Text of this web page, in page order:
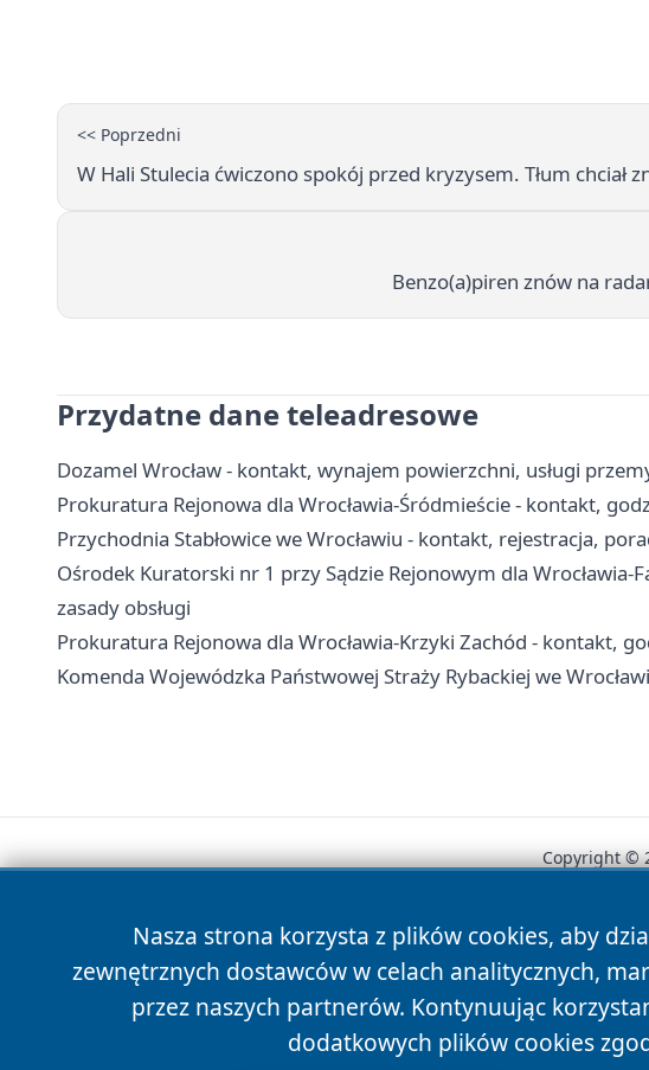
<< Poprzedni
W Hali Stulecia ćwiczono spokój przed kryzysem. Tłum chciał
Benzo(a)piren znów na
Przydatne dane teleadresowe
Dozamel Wrocław - kontakt, wynajem powierzchni, usługi
Prokuratura Rejonowa dla Wrocławia-Śródmieście - kontakt,
Przychodnia Stabłowice we Wrocławiu - kontakt, rejestracja,
Ośrodek Kuratorski nr 1 przy Sądzie Rejonowym dla
zasady obsługi
Prokuratura Rejonowa dla Wrocławia-Krzyki Zachód - kontakt,
Komenda Wojewódzka Państwowej Straży Rybackiej we
Nasza strona korzysta z plików cookies, aby
zewnętrznych dostawców w celach analitycznych,
przez naszych partnerów. Kontynuując
dodatkowych plików cookies
Copyright ©
News